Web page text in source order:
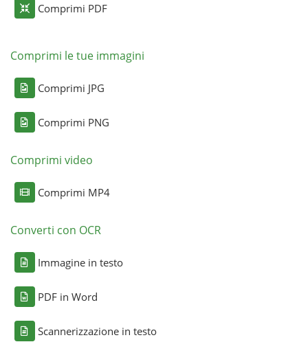
Comprimi PDF
Comprimi le tue immagini
Comprimi JPG
Comprimi PNG
Comprimi video
Comprimi MP4
Converti con OCR
Immagine in testo
PDF in Word
Scannerizzazione in testo